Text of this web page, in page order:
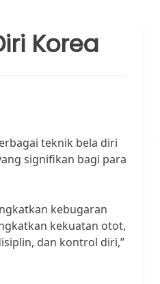
Korea
teknik bela diri
signifikan bagi para
kebugaran
kekuatan otot,
dan kontrol diri,”